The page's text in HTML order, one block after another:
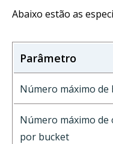
Abaixo estão as
Parâmetro
Número máximo de
Número máximo de
por bucket